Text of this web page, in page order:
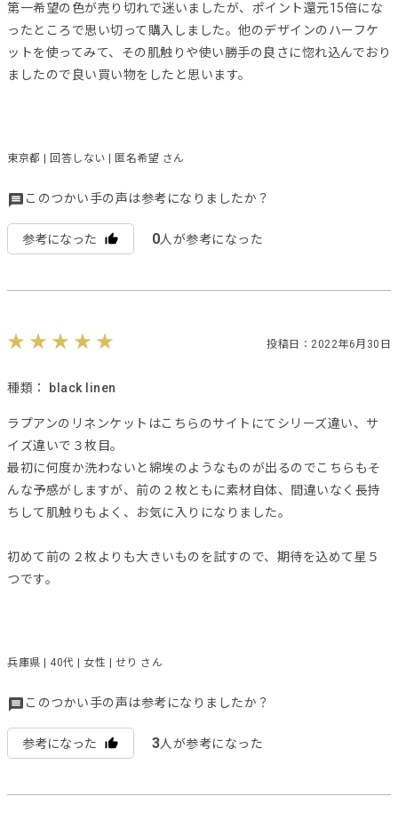
第一希望の色が売り切れで迷いましたが、ポイント還元15倍にな
ったところで思い切って購入しました。他のデザインのハーフケ
ットを使ってみて、その肌触りや使い勝手の良さに惚れ込んでおり
ましたので良い買い物をしたと思います。
東京都 | 回答しない | 匿名希望 さん
このつかい手の声は参考になりましたか？
参考になった 0人が参考になった
投稿日：2022年6月30日
種類： black linen
ラプアンのリネンケットはこちらのサイトにてシリーズ違い、サ
イズ違いで３枚目。
最初に何度か洗わないと綿埃のようなものが出るのでこちらもそ
んな予感がしますが、前の２枚ともに素材自体、間違いなく長持
ちして肌触りもよく、お気に入りになりました。
初めて前の２枚よりも大きいものを試すので、期待を込めて星５
つです。
兵庫県 | 40代 | 女性 | せり さん
このつかい手の声は参考になりましたか？
参考になった 3人が参考になった